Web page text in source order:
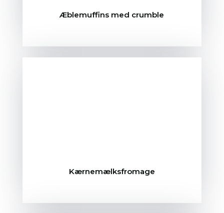
Æblemuffins med crumble
Kærnemælksfromage